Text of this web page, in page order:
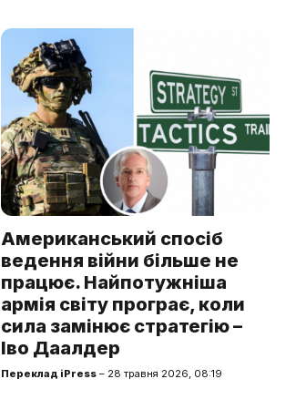
Американський спосіб
ведення війни більше не
працює. Найпотужніша
армія світу програє, коли
сила замінює стратегію –
Іво Даалдер
Переклад iPress – 28 травня 2026, 08:19